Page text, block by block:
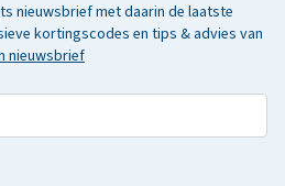
nieuwsbrief met daarin de laatste
kortingscodes en tips & advies van
nieuwsbrief